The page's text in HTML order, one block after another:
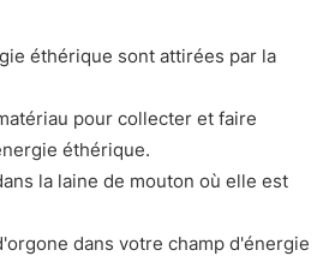
éthérique sont attirées par la
pour collecter et faire
éthérique.
la laine de mouton où elle est
dans votre champ d'énergie